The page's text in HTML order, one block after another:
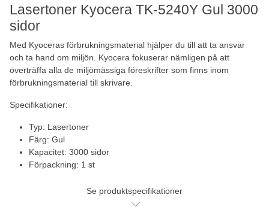
Lasertoner Kyocera TK-5240Y Gul 3000
sidor
Med Kyoceras förbrukningsmaterial hjälper du till att ta ansvar
och ta hand om miljön. Kyocera fokuserar nämligen på att
överträffa alla de miljömässiga föreskrifter som finns inom
förbrukningsmaterial till skrivare.
Specifikationer:
Typ: Lasertoner
Färg: Gul
Kapacitet: 3000 sidor
Förpackning: 1 st
Se produktspecifikationer